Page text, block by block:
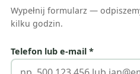
Wypełnij formularz —
kilku godzin.
Telefon lub e-mail *